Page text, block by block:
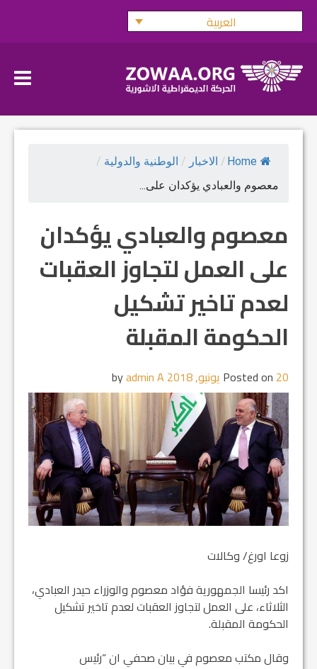
Skip
العربية
Home
/ الاخبار / الوطنية والدولية /
معصوم والعبادي يؤكدان على...
معصوم والعبادي يؤكدان
على العمل لتجاوز العقبات
لعدم تاخير تشكيل
الحكومة المقبلة
Posted on 20 يونيو, 2018 admin A
زوعا اورغ/ وكالات
اكد رئيسا الجمهورية فؤاد معصوم والوزراء حيدر العبادي،
الثلاثاء، على العمل لتجاوز العقبات لعدم تاخير تشكيل
الحكومة المقبلة.
وقال مكتب معصوم في بيان صحفي ان “رئيس